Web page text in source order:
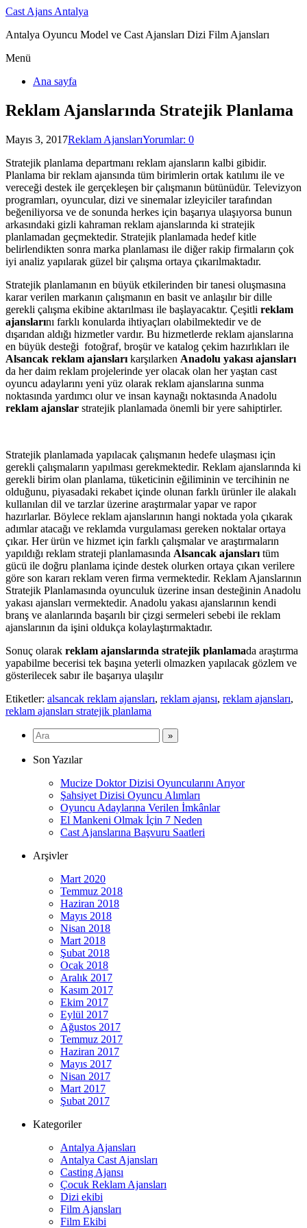
Cast Ajans Antalya
Antalya Oyuncu Model ve Cast Ajansları Dizi Film Ajansları
Menü
Ana sayfa
Reklam Ajanslarında Stratejik Planlama
Mayıs 3, 2017Reklam AjanslarıYorumlar: 0
Stratejik planlama departmanı reklam ajansların kalbi gibidir.
Planlama bir reklam ajansında tüm birimlerin ortak katılımı ile ve
vereceği destek ile gerçekleşen bir çalışmanın bütünüdür. Televizyon
programları, oyuncular, dizi ve sinemalar izleyiciler tarafından
beğeniliyorsa ve de sonunda herkes için başarıya ulaşıyorsa bunun
arkasındaki gizli kahraman reklam ajanslarında ki stratejik
planlamadan geçmektedir. Stratejik planlamada hedef kitle
belirlendikten sonra marka planlaması ile diğer rakip firmaların çok
iyi analiz yapılarak güzel bir çalışma ortaya çıkarılmaktadır.
Stratejik planlamanın en büyük etkilerinden bir tanesi oluşmasına
karar verilen markanın çalışmanın en basit ve anlaşılır bir dille
gerekli çalışma ekibine aktarılması ile başlayacaktır. Çeşitli reklam
ajanslarını farklı konularda ihtiyaçları olabilmektedir ve de
dışarıdan aldığı hizmetler vardır. Bu hizmetlerde reklam ajanslarına
en büyük desteği fotoğraf, broşür ve katalog çekim hazırlıkları ile
Alsancak reklam ajansları karşılarken Anadolu yakası ajansları
da her daim reklam projelerinde yer olacak olan her yaştan cast
oyuncu adaylarını yeni yüz olarak reklam ajanslarına sunma
noktasında yardımcı olur ve insan kaynağı noktasında Anadolu
reklam ajanslar stratejik planlamada önemli bir yere sahiptirler.
Stratejik planlamada yapılacak çalışmanın hedefe ulaşması için
gerekli çalışmaların yapılması gerekmektedir. Reklam ajanslarında ki
gerekli birim olan planlama, tüketicinin eğiliminin ve tercihinin ne
olduğunu, piyasadaki rekabet içinde olunan farklı ürünler ile alakalı
kullanılan dil ve tarzlar üzerine araştırmalar yapar ve rapor
hazırlarlar. Böylece reklam ajanslarının hangi noktada yola çıkarak
adımlar atacağı ve reklamda vurgulaması gereken noktalar ortaya
çıkar. Her ürün ve hizmet için farklı çalışmalar ve araştırmaların
yapıldığı reklam strateji planlamasında Alsancak ajansları tüm
gücü ile doğru planlama içinde destek olurken ortaya çıkan verilere
göre son kararı reklam veren firma vermektedir. Reklam Ajanslarının
Stratejik Planlamasında oyunculuk üzerine insan desteğinin Anadolu
yakası ajansları vermektedir. Anadolu yakası ajanslarının kendi
branş ve alanlarında başarılı bir çizgi sermeleri sebebi ile reklam
ajanslarının da işini oldukça kolaylaştırmaktadır.
Sonuç olarak reklam ajanslarında stratejik planlamada araştırma
yapabilme becerisi tek başına yeterli olmazken yapılacak gözlem ve
gösterilecek sabır ile başarıya ulaşılır
Etiketler: alsancak reklam ajansları, reklam ajansı, reklam ajansları,
reklam ajansları stratejik planlama
Son Yazılar
Mucize Doktor Dizisi Oyuncularını Arıyor
Şahsiyet Dizisi Oyuncu Alımları
Oyuncu Adaylarına Verilen İmkânlar
El Mankeni Olmak İçin 7 Neden
Cast Ajanslarına Başvuru Saatleri
Arşivler
Mart 2020
Temmuz 2018
Haziran 2018
Mayıs 2018
Nisan 2018
Mart 2018
Şubat 2018
Ocak 2018
Aralık 2017
Kasım 2017
Ekim 2017
Eylül 2017
Ağustos 2017
Temmuz 2017
Haziran 2017
Mayıs 2017
Nisan 2017
Mart 2017
Şubat 2017
Kategoriler
Antalya Ajansları
Antalya Cast Ajansları
Casting Ajansı
Çocuk Reklam Ajansları
Dizi ekibi
Film Ajansları
Film Ekibi